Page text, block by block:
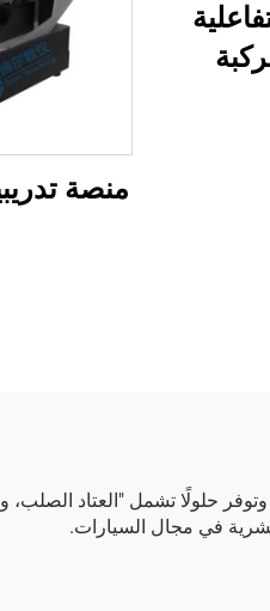
منصة
حلولًا تشمل "العتاد الصلب،